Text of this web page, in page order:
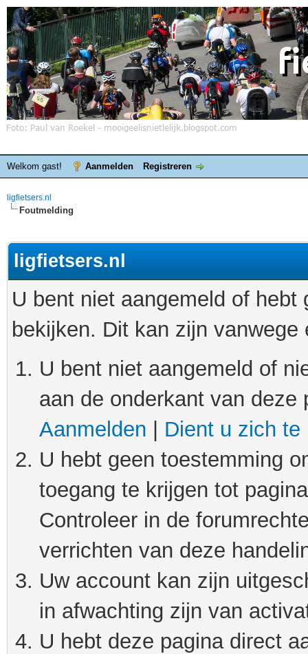
Welkom gast! Aanmelden Registreren
ligfietsers.nl
Foutmelding
ligfietsers.nl
U bent niet aangemeld of
bekijken. Dit kan zijn
U bent niet aangemeld of
aan de onderkant van
Aanmelden
Dient u zich te
U hebt geen toestemming
toegang te krijgen tot
Controleer in de
verrichten van deze
Uw account kan zijn
in afwachting zijn van
U hebt deze pagina direct